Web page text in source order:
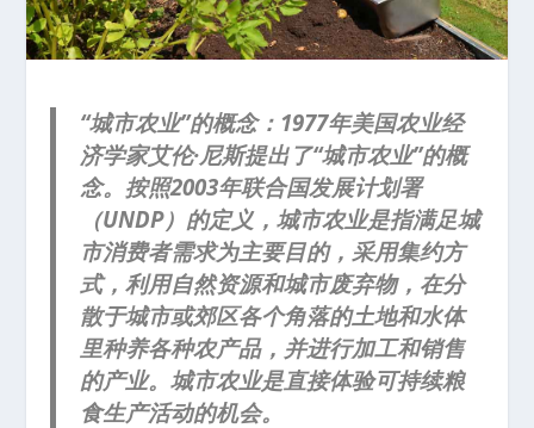
“城市农业”的概念：1977年美国农业经
济学家艾伦·尼斯提出了“城市农业”的概
念。按照2003年联合国发展计划署
（UNDP）的定义，城市农业是指满足城
市消费者需求为主要目的，采用集约方
式，利用自然资源和城市废弃物，在分
散于城市或郊区各个角落的土地和水体
里种养各种农产品，并进行加工和销售
的产业。城市农业是直接体验可持续粮
食生产活动的机会。